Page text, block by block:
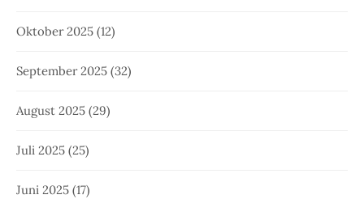
Oktober 2025 (12)
September 2025 (32)
August 2025 (29)
Juli 2025 (25)
Juni 2025 (17)